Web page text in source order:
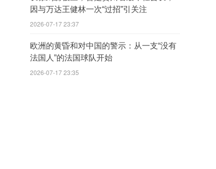
因与万达王健林一次“过招”引关注
2026-07-17 23:37
欧洲的黄昏和对中国的警示：从一支“没有
法国人”的法国球队开始
2026-07-17 23:35